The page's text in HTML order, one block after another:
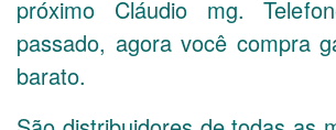
próximo Cláudio mg.
passado, agora você compra
barato.